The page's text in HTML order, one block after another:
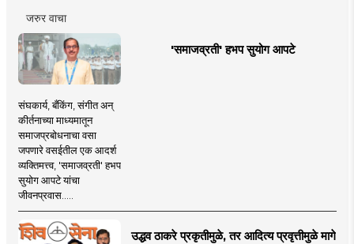
जरुर वाचा
'समाजव्रती' हभप सुयोग आपटे
संघकार्य, बँकिंग, संगीत अन्
कीर्तनाच्या माध्यमातून
समाजप्रबोधनाचा वसा
जपणारे वसईतील एक आदर्श
व्यक्तिमत्त्व, 'समाजव्रती' हभप
सुयोग आपटे यांचा
जीवनप्रवास.....
उद्धव ठाकरे प्रकृतीमुळे, तर आदित्य प्रवृत्तीमुळे मागे